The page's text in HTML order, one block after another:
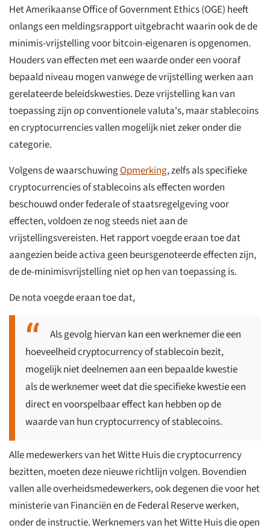
Het Amerikaanse Office of Government Ethics (OGE) heeft
onlangs een meldingsrapport uitgebracht waarin ook de de
minimis-vrijstelling voor bitcoin-eigenaren is opgenomen.
Houders van effecten met een waarde onder een vooraf
bepaald niveau mogen vanwege de vrijstelling werken aan
gerelateerde beleidskwesties. Deze vrijstelling kan van
toepassing zijn op conventionele valuta's, maar stablecoins
en cryptocurrencies vallen mogelijk niet zeker onder die
categorie.
Volgens de waarschuwingOpmerking, zelfs als specifieke
cryptocurrencies of stablecoins als effecten worden
beschouwd onder federale of staatsregelgeving voor
effecten, voldoen ze nog steeds niet aan de
vrijstellingsvereisten. Het rapport voegde eraan toe dat
aangezien beide activa geen beursgenoteerde effecten zijn,
de de-minimisvrijstelling niet op hen van toepassing is.
De nota voegde eraan toe dat,
Als gevolg hiervan kan een werknemer die een
hoeveelheid cryptocurrency of stablecoin bezit,
mogelijk niet deelnemen aan een bepaalde kwestie
als de werknemer weet dat die specifieke kwestie een
direct en voorspelbaar effect kan hebben op de
waarde van hun cryptocurrency of stablecoins.
Alle medewerkers van het Witte Huis die cryptocurrency
bezitten, moeten deze nieuwe richtlijn volgen. Bovendien
vallen alle overheidsmedewerkers, ook degenen die voor het
ministerie van Financiën en de Federal Reserve werken,
onder de instructie. Werknemers van het Witte Huis die open